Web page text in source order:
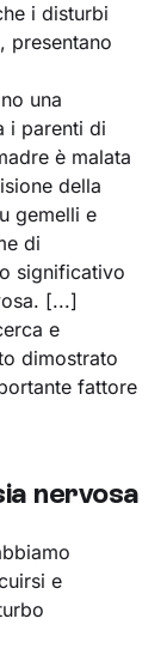
i disturbi
presentano
una
i parenti di
è malata
della
gemelli e
di
significativo
[...]
e
dimostrato
fattore
nervosa
e